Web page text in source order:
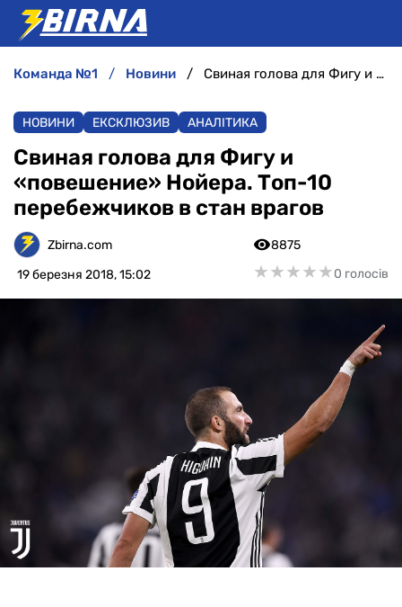
АНАЛІТИКА
ІНТЕРВ'Ю
РІЗНЕ
БУКМЕКЕРИ
команда №1 новини Свиная голова для Фигу и «повешение» Нойера. Топ-10 перебежчиков в стан врагов
НОВИНИ ЕКСКЛЮЗИВ АНАЛІТИКА
Свиная голова для Фигу и
«повешение» Нойера. Топ-10
перебежчиков в стан врагов
Zbirna.com
19 березня 2018, 15:02
8875
★★★★★
★★★★★0 голосів